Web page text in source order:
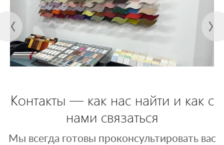
Контакты — как нас найти и как с
нами связаться
Мы всегда готовы проконсультировать вас